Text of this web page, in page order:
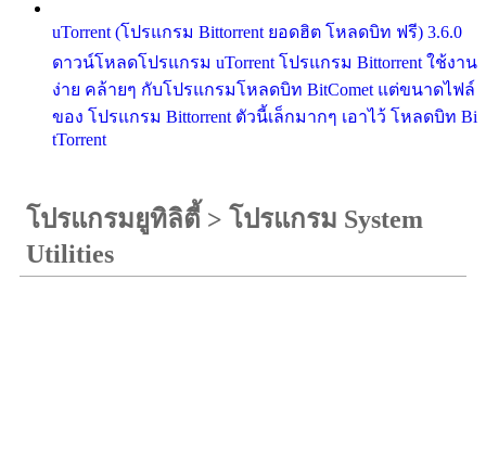
uTorrent (โปรแกรม Bittorrent ยอดฮิต โหลดบิท ฟรี) 3.6.0
ดาวน์โหลดโปรแกรม uTorrent โปรแกรม Bittorrent ใช้งาน
ง่าย คล้ายๆ กับโปรแกรมโหลดบิท BitComet แต่ขนาดไฟล์
ของ โปรแกรม Bittorrent ตัวนี้เล็กมากๆ เอาไว้ โหลดบิท Bi
tTorrent
โปรแกรมยูทิลิตี้ > โปรแกรม System
Utilities